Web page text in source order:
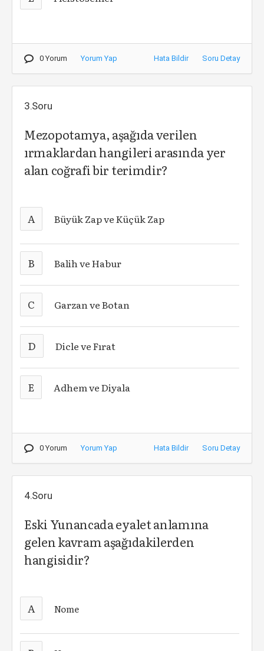
0 Yorum Yorum Yap Hata Bildir Soru Detay
3.Soru
Mezopotamya, aşağıda verilen
ırmaklardan hangileri arasında yer
alan coğrafi bir terimdir?
A Büyük Zap ve Küçük Zap
B Balih ve Habur
C Garzan ve Botan
D Dicle ve Fırat
E Adhem ve Diyala
0 Yorum Yorum Yap Hata Bildir Soru Detay
4.Soru
Eski Yunancada eyalet anlamına
gelen kavram aşağıdakilerden
hangisidir?
A Nome